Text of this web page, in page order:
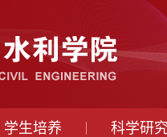
学生培养 科学研